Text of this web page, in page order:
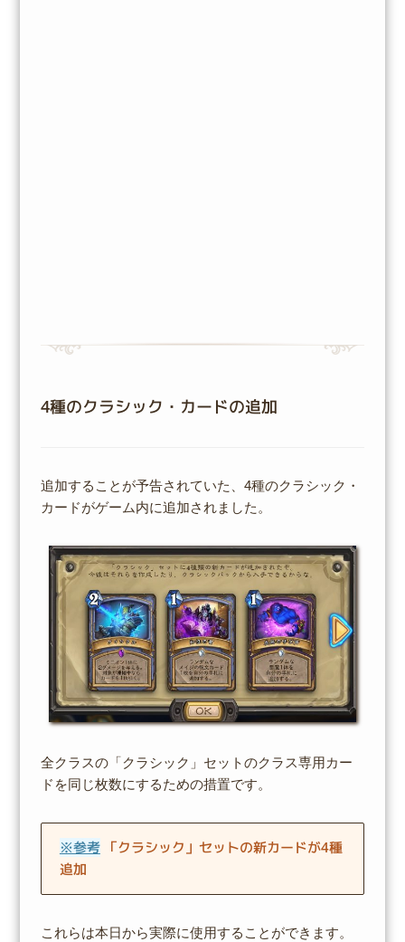
4種のクラシック・カードの追加
追加することが予告されていた、4種のクラシック・
カードがゲーム内に追加されました。
全クラスの「クラシック」セットのクラス専用カー
ドを同じ枚数にするための措置です。
※参考 「クラシック」セットの新カードが4種
追加
これらは本日から実際に使用することができます。